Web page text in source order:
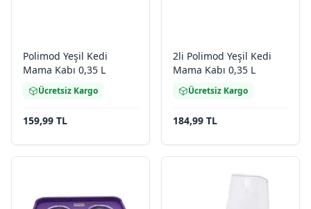
Polimod Yeşil Kedi
Mama Kabı 0,35 L
Ücretsiz Kargo
159,99 TL
2li Polimod Yeşil Kedi
Mama Kabı 0,35 L
Ücretsiz Kargo
184,99 TL